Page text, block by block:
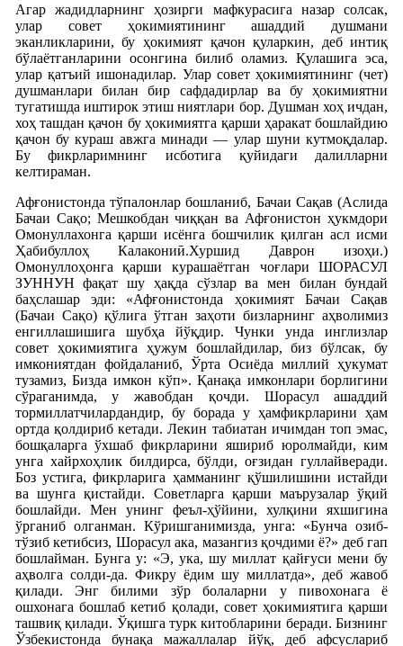
Агар жадидларнинг ҳозирги мафкурасига назар солсак,
улар совет ҳокимиятининг ашаддий душмани
эканликларини, бу ҳокимият қачон қуларкин, деб интиқ
бўлаётганларини осонгина билиб оламиз. Қулашига эса,
улар қатъий ишонадилар. Улар совет ҳокимиятининг (чет)
душманлари билан бир сафдадирлар ва бу ҳокимиятни
тугатишда иштирок этиш ниятлари бор. Душман хоҳ ичдан,
хоҳ ташдан қачон бу ҳокимиятга қарши ҳаракат бошлайдию
қачон бу кураш авжга минади — улар шуни кутмоқдалар.
Бу фикрларимнинг исботига қуйидаги далилларни
келтираман.
Афғонистонда тўпалонлар бошланиб, Бачаи Сақав (Аслида
Бачаи Сақо; Мешкобдан чиққан ва Афғонистон ҳукмдори
Омонуллахонга қарши исёнга бошчилик қилган асл исми
Ҳабибуллоҳ Калакониӣ.Хуршид Даврон изоҳи.)
Омонуллоҳонга қарши курашаётган чоғлари ШОРАСУЛ
ЗУННУН фақат шу ҳақда сўзлар ва мен билан бундай
баҳслашар эди: «Афғонистонда ҳокимият Бачаи Сақав
(Бачаи Сақо) қўлига ўтган заҳоти бизларнинг аҳволимиз
енгиллашишига шубҳа йўқдир. Чунки унда инглизлар
совет ҳокимиятига ҳужум бошлайдилар, биз бўлсак, бу
имкониятдан фойдаланиб, Ўрта Осиёда миллий ҳукумат
тузамиз, Бизда имкон кўп». Қанақа имконлари борлигини
сўраганимда, у жавобдан қочди. Шорасул ашаддий
тормиллатчилардандир, бу борада у ҳамфикрларини ҳам
ортда қолдириб кетади. Лекин табиатан ичимдан топ эмас,
бошқаларга ўхшаб фикрларини яшириб юролмайди, ким
унга хайрхоҳлик билдирса, бўлди, оғзидан гуллайверади.
Боз устига, фикрларига ҳамманинг қўшилишини истайди
ва шунга қистайди. Советларга қарши маърузалар ўқий
бошлайди. Мен унинг феъл-ҳўйини, хулқини яхшигина
ўрганиб олганман. Кўришганимизда, унга: «Бунча озиб-
тўзиб кетибсиз, Шорасул ака, мазангиз қочдими ё?» деб гап
бошлайман. Бунга у: «Э, ука, шу миллат қайғуси мени бу
аҳволга солди-да. Фикру ёдим шу миллатда», деб жавоб
қилади. Энг билими зўр болаларни у пивохонага ё
ошхонага бошлаб кетиб қолади, совет ҳокимиятига қарши
ташвиқ қилади. Ўқишга турк китобларини беради. Бизнинг
Ўзбекистонда бунақа мажаллалар йўқ, деб афсуслариб